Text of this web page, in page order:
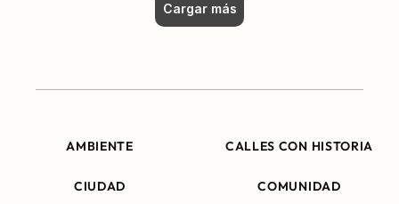
Cargar más
AMBIENTE CALLES CON HISTORIA
CIUDAD COMUNIDAD